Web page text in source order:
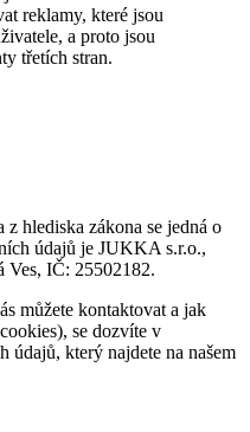
reklamy, které jsou
a proto jsou
třetích stran.
hlediska zákona se jedná o
údajů je JUKKA s.r.o.,
Ves, IČ: 25502182.
můžete kontaktovat a jak
se dozvíte v
údajů, který najdete na našem